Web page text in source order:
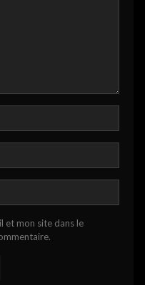
et mon site dans le